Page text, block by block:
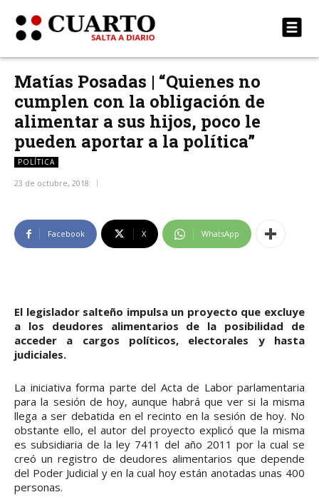
Matías Posadas | “Quienes no
cumplen con la obligación de
alimentar a sus hijos, poco le
pueden aportar a la política”
POLÍTICA
23 de octubre, 2018
Facebook X WhatsApp
El legislador salteño impulsa un proyecto que excluye
a los deudores alimentarios de la posibilidad de
acceder a cargos políticos, electorales y hasta
judiciales.
La iniciativa forma parte del Acta de Labor parlamentaria
para la sesión de hoy, aunque habrá que ver si la misma
llega a ser debatida en el recinto en la sesión de hoy. No
obstante ello, el autor del proyecto explicó que la misma
es subsidiaria de la ley 7411 del año 2011 por la cual se
creó un registro de deudores alimentarios que depende
del Poder Judicial y en la cual hoy están anotadas unas 400
personas.